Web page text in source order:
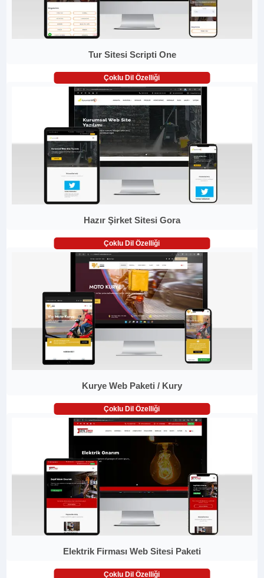
Tur Sitesi Scripti One
Çoklu Dil Özelliği
Hazır Şirket Sitesi Gora
Çoklu Dil Özelliği
Kurye Web Paketi / Kury
Çoklu Dil Özelliği
Elektrik Firması Web Sitesi Paketi
Çoklu Dil Özelliği